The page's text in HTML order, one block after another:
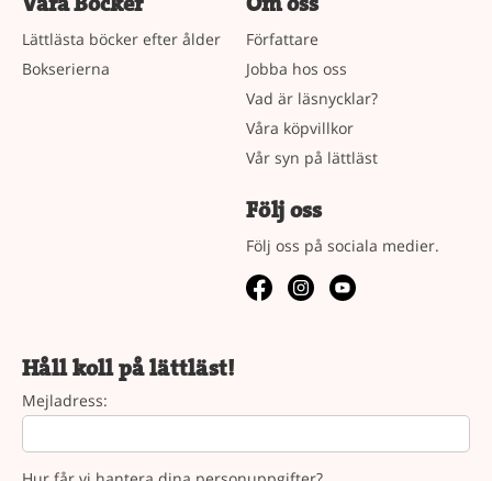
Lättlästa böcker efter ålder
Bokserierna
Författare
Jobba hos oss
Vad är läsnycklar?
Våra köpvillkor
Vår syn på lättläst
Följ oss
Följ oss på sociala medier.
Håll koll på lättläst!
Mejladress: